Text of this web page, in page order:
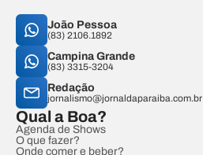
João Pessoa
(83) 2106.1892
Campina Grande
(83) 3315-3204
Redação
jornalismo@jornaldaparaiba.com.br
Qual a Boa?
Agenda de Shows
O que fazer?
Onde comer e beber?